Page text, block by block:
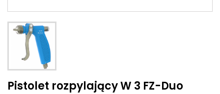
Pistolet rozpylający W 3 FZ-Duo